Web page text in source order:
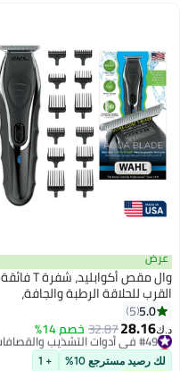
عرض
وال مقص أكوابليد، شفرة T فائقة
القرب للحلاقة الرطبة والجافة،
بطارية ليثيوم أيون طويلة الأمد،
ذكي، 09899-927
5.0
5
د.ك‏28.16
32.87خصم 14% #49 في أدوات التشذيب والقصافات
أقل سعر في 30 يوم
#49 في أدوات التشذيب والقصافات
لك رصيد مسترجع 10% + 1